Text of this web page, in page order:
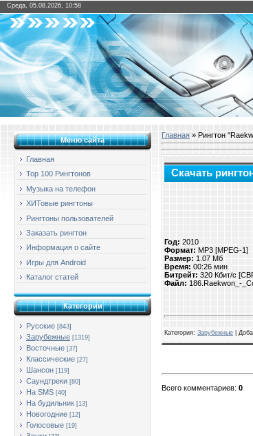
Среда, 05.08.2026, 10:58
Меню сайта
Главная
Top 100 Рингтонов
Музыка на телефон
ХИТовые рингтоны
Рингтоны пользователей
Заказать рингтон
Информация о сайте
Игры для Android
Каталог статей
Категории
Русские [843]
Зарубежные [1319]
Восточные [37]
Классические [27]
Шансон [119]
Саундтреки [80]
На SMS [40]
На будильник [13]
Новогодние [12]
Голосовые [19]
Главная » Рингтон
Скачать
Год: 2010
Формат: MP3 [MPEG-1]
Размер: 1.07 Мб
Время: 00:26 мин
Битрейт: 320 Кбит/с
Файл: 186.Raekwon_-
Категория: Зарубежные |
Всего комментариев: 0